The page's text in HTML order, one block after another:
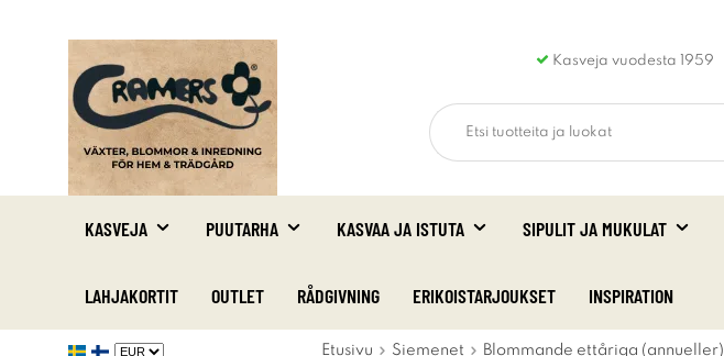
Kasveja vuodesta 1959
KASVEJA PUUTARHA KASVAA JA ISTUTA SIPULIT JA MUKULAT
LAHJAKORTIT OUTLET RÅDGIVNING ERIKOISTARJOUKSET INSPIRATION
Etusivu Siemenet Blommande ettåriga (annueller)